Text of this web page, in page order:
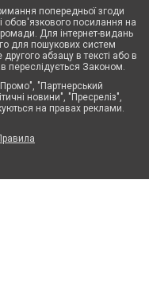
попередньої згоди
обов'язкового посилання на
Для інтернет-видань
для пошукових систем
абзацу в тексті або в
переслідується Законом.
"Партнерський
новини", "Пресреліз",
на правах реклами.